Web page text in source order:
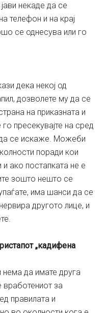
некаде да се
телефон и на крај
се однесува или го
дека некој од
дозволете му да се
на приказната и
пресекувајте на сред
да се искаже. Можеби
поради кои
и ако постапката не е
зошто нешто се
има шанси да се
другото лице, и
„кадифена
да имате друга
вработениот за
правилата и